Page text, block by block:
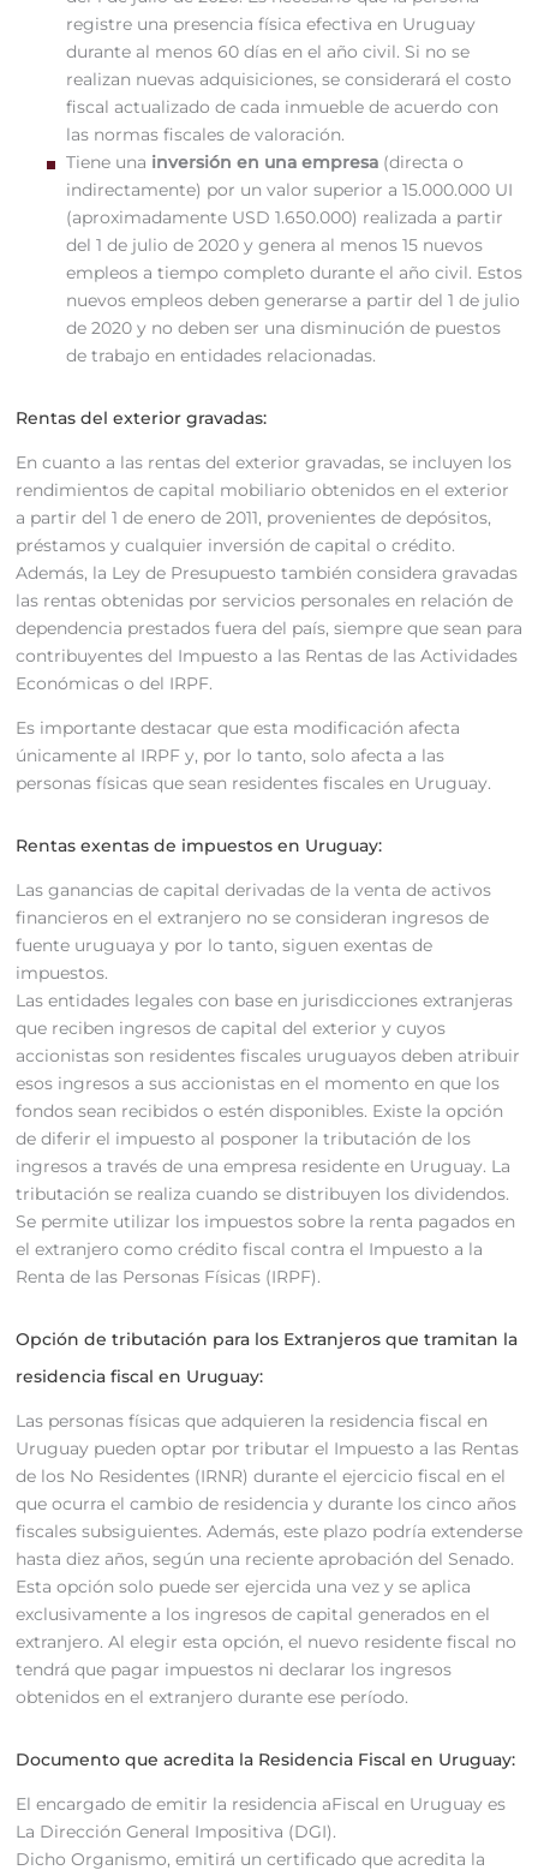
registre una presencia física efectiva en Uruguay
durante al menos 60 días en el año civil. Si no se
realizan nuevas adquisiciones, se considerará el costo
fiscal actualizado de cada inmueble de acuerdo con
las normas fiscales de valoración.
Tiene una inversión en una empresa(directa o
indirectamente) por un valor superior a 15.000.000 UI
(aproximadamente USD 1.650.000) realizada a partir
del 1 de julio de 2020 y genera al menos 15 nuevos
empleos a tiempo completo durante el año civil. Estos
nuevos empleos deben generarse a partir del 1 de julio
de 2020 y no deben ser una disminución de puestos
de trabajo en entidades relacionadas.
Rentas del exterior gravadas:
En cuanto a las rentas del exterior gravadas, se incluyen los
rendimientos de capital mobiliario obtenidos en el exterior
a partir del 1 de enero de 2011, provenientes de depósitos,
préstamos y cualquier inversión de capital o crédito.
Además, la Ley de Presupuesto también considera gravadas
las rentas obtenidas por servicios personales en relación de
dependencia prestados fuera del país, siempre que sean para
contribuyentes del Impuesto a las Rentas de las Actividades
Económicas o del IRPF.
Es importante destacar que esta modificación afecta
únicamente al IRPF y, por lo tanto, solo afecta a las
personas físicas que sean residentes fiscales en Uruguay.
Rentas exentas de impuestos en Uruguay:
Las ganancias de capital derivadas de la venta de activos
financieros en el extranjero no se consideran ingresos de
fuente uruguaya y por lo tanto, siguen exentas de
impuestos.
Las entidades legales con base en jurisdicciones extranjeras
que reciben ingresos de capital del exterior y cuyos
accionistas son residentes fiscales uruguayos deben atribuir
esos ingresos a sus accionistas en el momento en que los
fondos sean recibidos o estén disponibles. Existe la opción
de diferir el impuesto al posponer la tributación de los
ingresos a través de una empresa residente en Uruguay. La
tributación se realiza cuando se distribuyen los dividendos.
Se permite utilizar los impuestos sobre la renta pagados en
el extranjero como crédito fiscal contra el Impuesto a la
Renta de las Personas Físicas (IRPF).
Opción de tributación para los Extranjeros que tramitan la
residencia fiscal en Uruguay:
Las personas físicas que adquieren la residencia fiscal en
Uruguay pueden optar por tributar el Impuesto a las Rentas
de los No Residentes (IRNR) durante el ejercicio fiscal en el
que ocurra el cambio de residencia y durante los cinco años
fiscales subsiguientes. Además, este plazo podría extenderse
hasta diez años, según una reciente aprobación del Senado.
Esta opción solo puede ser ejercida una vez y se aplica
exclusivamente a los ingresos de capital generados en el
extranjero. Al elegir esta opción, el nuevo residente fiscal no
tendrá que pagar impuestos ni declarar los ingresos
obtenidos en el extranjero durante ese período.
Documento que acredita la Residencia Fiscal en Uruguay:
El encargado de emitir la residencia aFiscal en Uruguay es
La Dirección General Impositiva (DGI).
Dicho Organismo, emitirá un certificado que acredita la